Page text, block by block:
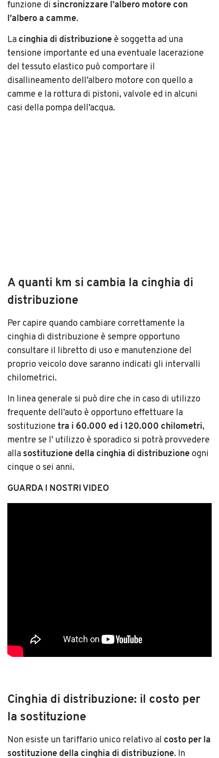
funzione di sincronizzare l’albero motore con
l’albero a camme.
La cinghia di distribuzione è soggetta ad una
tensione importante ed una eventuale lacerazione
del tessuto elastico può comportare il
disallineamento dell’albero motore con quello a
camme e la rottura di pistoni, valvole ed in alcuni
casi della pompa dell’acqua.
A quanti km si cambia la cinghia di
distribuzione
Per capire quando cambiare correttamente la
cinghia di distribuzione è sempre opportuno
consultare il libretto di uso e manutenzione del
proprio veicolo dove saranno indicati gli intervalli
chilometrici.
In linea generale si può dire che in caso di utilizzo
frequente dell’auto è opportuno effettuare la
sostituzione tra i 60.000 ed i 120.000 chilometri,
mentre se l’ utilizzo è sporadico si potrà provvedere
alla sostituzione della cinghia di distribuzione ogni
cinque o sei anni.
GUARDA I NOSTRI VIDEO
Cinghia di distribuzione: il costo per
la sostituzione
Non esiste un tariffario unico relativo al costo per la
sostituzione della cinghia di distribuzione. In